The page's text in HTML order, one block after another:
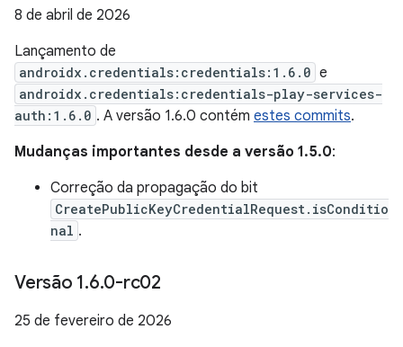
8 de abril de 2026
Lançamento de
androidx.credentials:credentials:1.6.0 e
androidx.credentials:credentials-play-services-
auth:1.6.0 . A versão 1.6.0 contém estes commits.
Mudanças importantes desde a versão 1.5.0:
Correção da propagação do bit
CreatePublicKeyCredentialRequest.isConditio
nal .
Versão 1.6.0-rc02
25 de fevereiro de 2026